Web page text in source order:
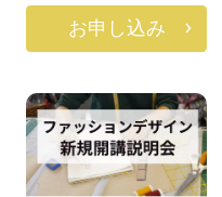
お申し込み